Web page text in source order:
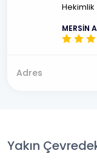
Hekimlik
MERSİN
Adres
Yakın